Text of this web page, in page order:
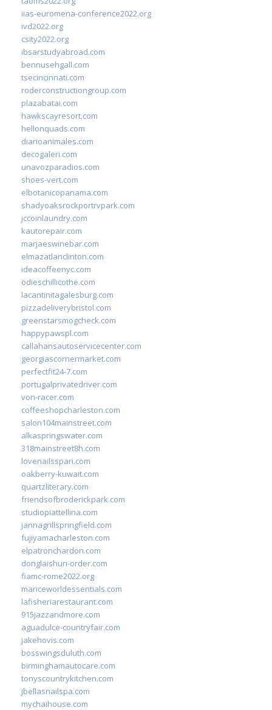
iias-euromena-conference2022.org
ivd2022.org
csity2022.org
ibsarstudyabroad.com
bennusehgall.com
tsecincinnati.com
roderconstructiongroup.com
plazabatai.com
hawkscayresort.com
hellonquads.com
diarioanimales.com
decogaleri.com
unavozparadios.com
shoes-vert.com
elbotanicopanama.com
shadyoaksrockportrvpark.com
jccoinlaundry.com
kautorepair.com
marjaeswinebar.com
elmazatlanclinton.com
ideacoffeenyc.com
odieschillicothe.com
lacantinitagalesburg.com
pizzadeliverybristol.com
greenstarsmogcheck.com
happypawspl.com
callahansautoservicecenter.com
georgiascornermarket.com
perfectfit24-7.com
portugalprivatedriver.com
von-racer.com
coffeeshopcharleston.com
salon104mainstreet.com
alkaspringswater.com
318mainstreet8h.com
lovenailsspari.com
oakberry-kuwait.com
quartzliterary.com
friendsofbroderickpark.com
studiopiattellina.com
jannagrillspringfield.com
fujiyamacharleston.com
elpatronchardon.com
donglaishun-order.com
fiamc-rome2022.org
mariceworldessentials.com
lafisheriarestaurant.com
915jazzandmore.com
aguadulce-countryfair.com
jakehovis.com
bosswingsduluth.com
birminghamautocare.com
tonyscountrykitchen.com
jbellasnailspa.com
mychaihouse.com